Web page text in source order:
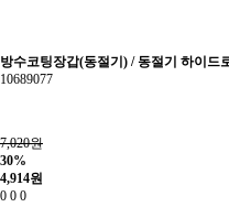
방수코팅장갑(동절기) / 동절기 하이드
10689077
7,020원
30%
4,914원
0 0 0